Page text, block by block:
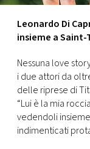
CONSIGLIA
Leonardo Di
insieme a Saint-
Nessuna love
i due attori da
delle riprese di
“Lui è la mia
vedendoli
indimenticati